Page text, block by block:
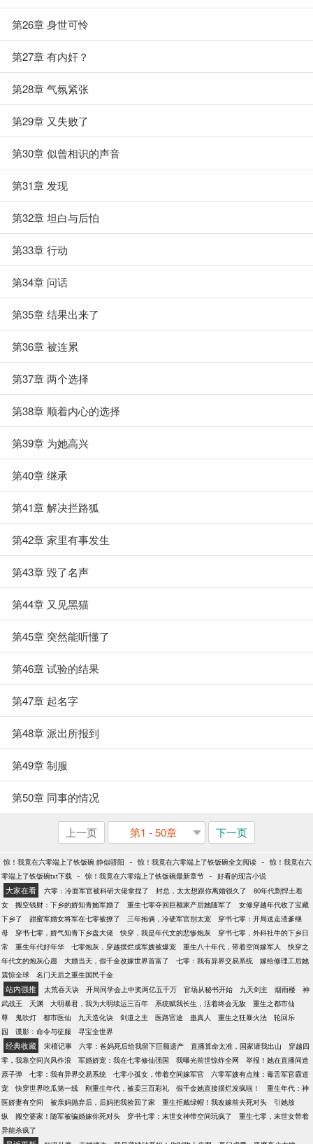
第26章 身世可怜
第27章 有内奸？
第28章 气氛紧张
第29章 又失败了
第30章 似曾相识的声音
第31章 发现
第32章 坦白与后怕
第33章 行动
第34章 问话
第35章 结果出来了
第36章 被连累
第37章 两个选择
第38章 顺着内心的选择
第39章 为她高兴
第40章 继承
第41章 解决拦路狐
第42章 家里有事发生
第43章 毁了名声
第44章 又见黑猫
第45章 突然能听懂了
第46章 试验的结果
第47章 起名字
第48章 派出所报到
第49章 制服
第50章 同事的情况
上一页 第1 - 50章 下一页
惊！我竟在六零端上了铁饭碗 静似骄阳 - 惊！我竟在六零端上了铁饭碗全文阅读 - 惊！我竟在六
零端上了铁饭碗txt下载 - 惊！我竟在六零端上了铁饭碗最新章节 - 好看的现言小说
大家在看 六零：冷面军官被科研大佬拿捏了 封总，太太想跟你离婚很久了
80年代剽悍土着
女
搬空钱财：下乡的娇知青她军婚了 重生七零夺回巨额家产后她随军了
女修穿越年代收了宝藏
下乡了
甜蜜军婚女将军在七零被撩了 三年抱俩，冷硬军官别太宠
穿书七零：开局送走渣爹继
母
穿书七零，娇气知青下乡盘大佬 快穿，我是年代文的悲惨炮灰
穿书七零，外科社牛的下乡日
常
重生年代好年华 七零炮灰，穿越摆烂成军嫂被爆宠 重生八十年代，带着空间嫁军人
快穿之
年代文的炮灰心愿
大婚当天，假千金改嫁世界首富了 七零：我有异界交易系统
嫁给修理工后她
震惊全球
名门天后之重生国民千金
站内强推 太荒吞天诀 开局同学会上中奖两亿五千万 官场从秘书开始 九天剑主 烟雨楼
神
武战王
天渊 大明暴君，我为大明续运三百年 系统赋我长生，活着终会无敌
重生之都市仙
尊
鬼吹灯 都市医仙 九天造化诀 剑道之主 医路官途 蛊真人 重生之狂暴火法
轮回乐
园
谍影：命令与征服 寻宝全世界
经典收藏 宋檀记事 六零：爸妈死后给我留下巨额遗产 直播算命太准，国家请我出山
穿越四
零，我靠空间兴风作浪
军婚娇宠：我在七零修仙强国 我曝光前世惊炸全网
举报！她在直播间造
原子弹
七零：我有异界交易系统 七零小孤女，带着空间嫁军官
六零军嫂有点辣：毒舌军官霸道
宠
快穿世界吃瓜第一线 刚重生年代，被卖三百彩礼 假千金她直接摆烂发疯啦！
重生年代：神
医娇妻有空间
被亲妈抛弃后，后妈把我捡回了家 重生拒戴绿帽！我改嫁前夫死对头
引她放
纵
搬空婆家！随军被骗婚嫁你死对头 穿书七零：末世女神带空间玩疯了
重生七零，末世女带着
异能杀疯了